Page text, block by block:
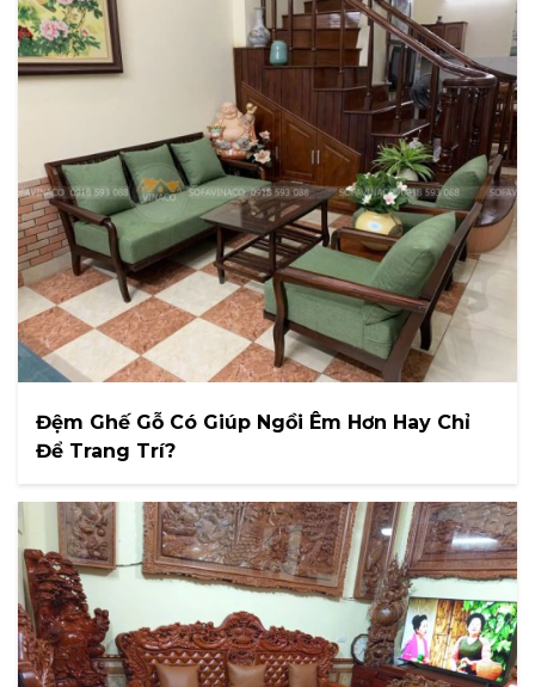
Đệm Ghế Gỗ Có Giúp Ngồi Êm Hơn Hay Chỉ
Để Trang Trí?